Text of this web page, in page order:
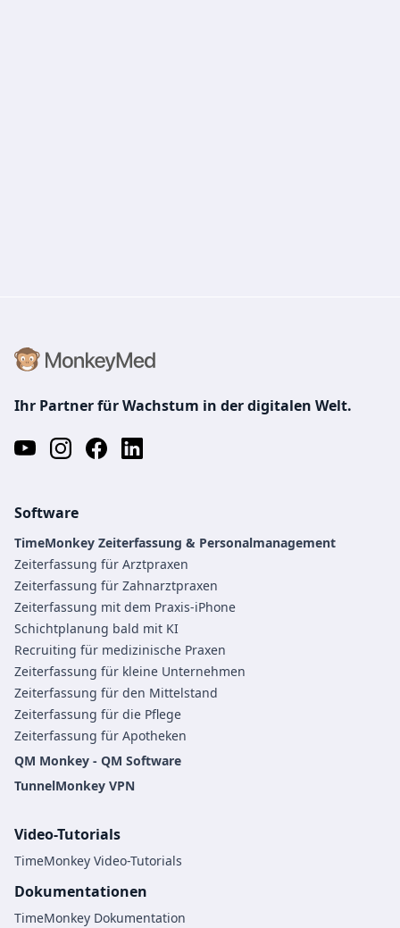
Ihr Partner für Wachstum in der digitalen Welt.
Software
TimeMonkey Zeiterfassung & Personalmanagement
Zeiterfassung für Arztpraxen
Zeiterfassung für Zahnarztpraxen
Zeiterfassung mit dem Praxis-iPhone
Schichtplanung bald mit KI
Recruiting für medizinische Praxen
Zeiterfassung für kleine Unternehmen
Zeiterfassung für den Mittelstand
Zeiterfassung für die Pflege
Zeiterfassung für Apotheken
QM Monkey - QM Software
TunnelMonkey VPN
Video-Tutorials
TimeMonkey Video-Tutorials
Dokumentationen
TimeMonkey Dokumentation